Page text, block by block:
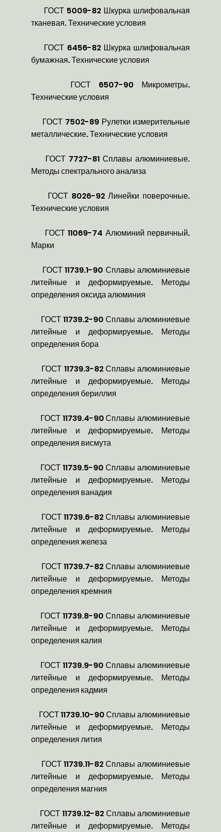
ГОСТ 5009-82 Шкурка шлифовальная
тканевая. Технические условия
ГОСТ 6456-82 Шкурка шлифовальная
бумажная. Технические условия
ГОСТ 6507-90 Микрометры.
Технические условия
ГОСТ 7502-89 Рулетки измерительные
металлические. Технические условия
ГОСТ 7727-81 Сплавы алюминиевые.
Методы спектрального анализа
ГОСТ 8026-92 Линейки поверочные.
Технические условия
ГОСТ 11069-74 Алюминий первичный.
Марки
ГОСТ 11739.1-90 Сплавы алюминиевые
литейные и деформируемые. Методы
определения оксида алюминия
ГОСТ 11739.2-90 Сплавы алюминиевые
литейные и деформируемые. Методы
определения бора
ГОСТ 11739.3-82 Сплавы алюминиевые
литейные и деформируемые. Методы
определения бериллия
ГОСТ 11739.4-90 Сплавы алюминиевые
литейные и деформируемые. Методы
определения висмута
ГОСТ 11739.5-90 Сплавы алюминиевые
литейные и деформируемые. Методы
определения ванадия
ГОСТ 11739.6-82 Сплавы алюминиевые
литейные и деформируемые. Методы
определения железа
ГОСТ 11739.7-82 Сплавы алюминиевые
литейные и деформируемые. Методы
определения кремния
ГОСТ 11739.8-90 Сплавы алюминиевые
литейные и деформируемые. Методы
определения калия
ГОСТ 11739.9-90 Сплавы алюминиевые
литейные и деформируемые. Методы
определения кадмия
ГОСТ 11739.10-90 Сплавы алюминиевые
литейные и деформируемые. Методы
определения лития
ГОСТ 11739.11-82 Сплавы алюминиевые
литейные и деформируемые. Методы
определения магния
ГОСТ 11739.12-82 Сплавы алюминиевые
литейные и деформируемые. Методы